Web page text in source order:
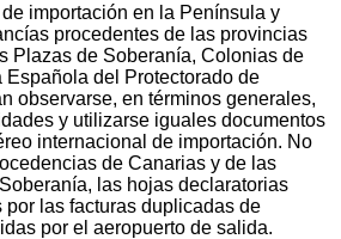
importación en la Península y
procedentes de las provincias
Plazas de Soberanía, Colonias de
Española del Protectorado de
observarse, en términos generales,
y utilizarse iguales documentos
internacional de importación. No
de Canarias y de las
las hojas declaratorias
por las facturas duplicadas de
por el aeropuerto de salida.